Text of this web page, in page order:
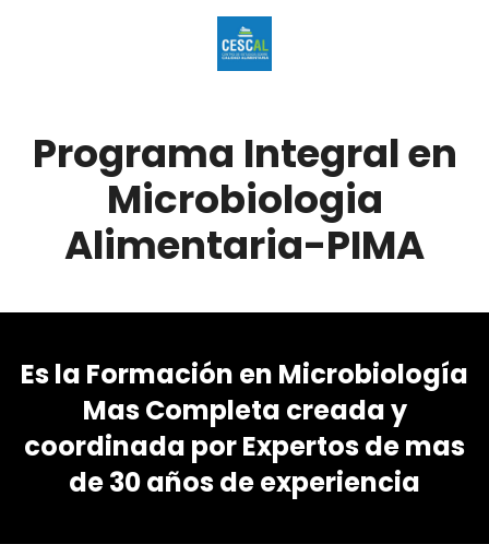
Programa Integral en
Microbiologia
Alimentaria-PIMA
Es la Formación en Microbiología
Mas Completa creada y
coordinada por Expertos de mas
de 30 años de experiencia